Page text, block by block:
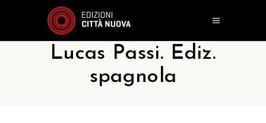
Lucas Passi. Ediz.
spagnola